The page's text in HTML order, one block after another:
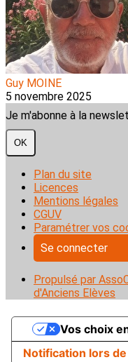
Guy MOINE
5 novembre 2025
Je m'abonne à la
OK
Plan du site
Licences
Mentions légales
CGUV
Paramétrer vos
Se connecter
Propulsé par
d'Anciens Elèves
Notification lors
Vos choix